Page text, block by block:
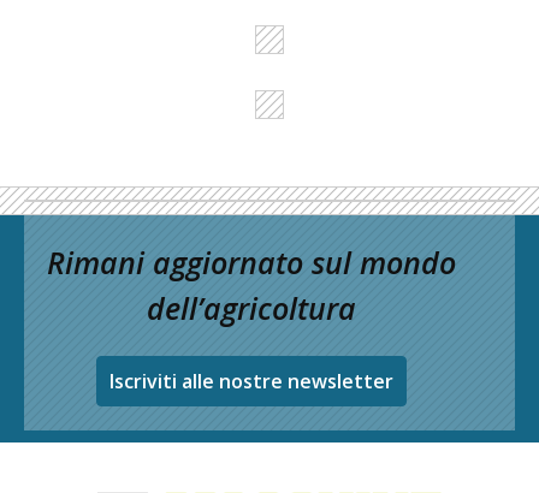
Rimani aggiornato sul mondo
dell’agricoltura
Iscriviti alle nostre newsletter